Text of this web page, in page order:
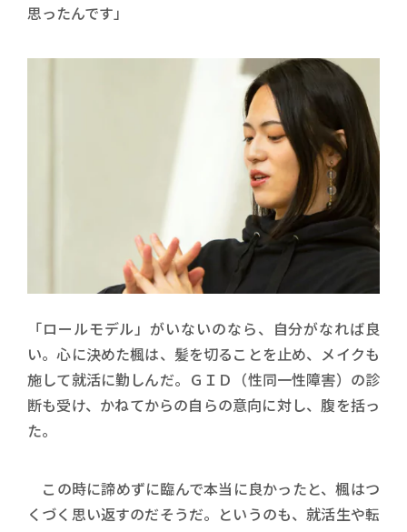
思ったんです」
「ロールモデル」がいないのなら、自分がなれば良
い。心に決めた楓は、髪を切ることを止め、メイクも
施して就活に勤しんだ。ＧＩＤ（性同一性障害）の診
断も受け、かねてからの自らの意向に対し、腹を括っ
た。
この時に諦めずに臨んで本当に良かったと、楓はつ
くづく思い返すのだそうだ。というのも、就活生や転